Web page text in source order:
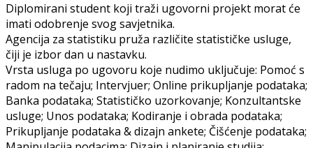
Diplomirani student koji traži ugovorni projekt morat će
imati odobrenje svog savjetnika.
Agencija za statistiku pruža različite statističke usluge,
čiji je izbor dan u nastavku.
Vrsta usluga po ugovoru koje nudimo uključuje: Pomoć s
radom na tečaju; Intervjuer; Online prikupljanje podataka;
Banka podataka; Statističko uzorkovanje; Konzultantske
usluge; Unos podataka; Kodiranje i obrada podataka;
Prikupljanje podataka & dizajn ankete; Čišćenje podataka;